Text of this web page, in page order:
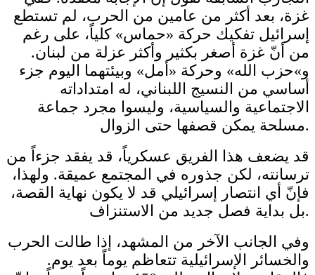
غزة، بعد أكثر من عامين من الحرب، لم تستطع
إسرائيل تفكيك حركة «حماس» كلياً، على رغم
من أنّ غزة أصغر بكثير وأكثر عزلة من لبنان.
و»حزب الله» وحركة «أمل» وبيئتهما اليوم جزء
أساسي من النسيج اللبناني، له امتداداته
الاجتماعية والسياسية، وليسوا مجرد جماعة
مسلحة يمكن قصفها حتى الزوال.
قد يضعف هذا الفريق عسكرياً، قد يفقد جزءاً من
ترسانته، لكن جذوره في المجتمع عميقة. ولهذا،
فإنّ أي انتصار إسرائيلي قد لا يكون نهاية القصة،
بل بداية فصل جديد من الاستنزاف.
وفي الجانب الآخر من المشهد، إذا طالت الحرب
والخسائر الإسرائيلية تتعاظم يوماً بعد يوم.